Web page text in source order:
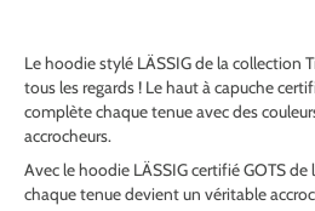
Le hoodie stylé LÄSSIG de la collection
tous les regards ! Le haut à capuche
complète chaque tenue avec des
accrocheurs.
Avec le hoodie LÄSSIG certifié GOTS de
chaque tenue devient un véritable